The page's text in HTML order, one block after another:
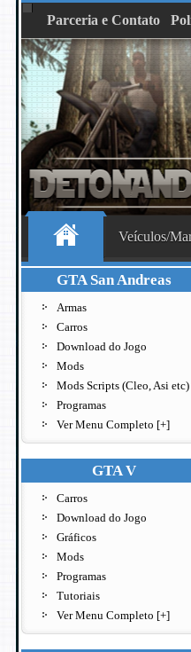
Parceria e Contato
Veículos/
GTA San Andreas
Armas
Carros
Download do Jogo
Mods
Mods Scripts (Cleo, Asi etc)
Programas
Ver Menu Completo [+]
GTA V
Carros
Download do Jogo
Gráficos
Mods
Programas
Tutoriais
Ver Menu Completo [+]